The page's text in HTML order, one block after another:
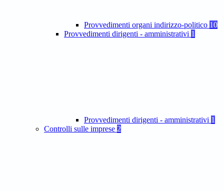
Provvedimenti organi indirizzo-politico 10
Provvedimenti dirigenti - amministrativi 1
Provvedimenti dirigenti - amministrativi 1
Controlli sulle imprese 2